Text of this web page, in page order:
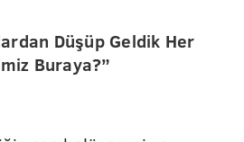
Düşüp Geldik Her
Buraya?”